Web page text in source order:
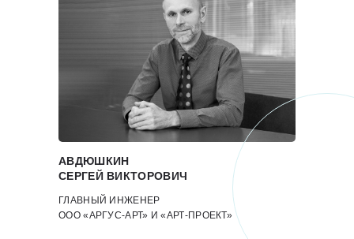
АВДЮШКИН
СЕРГЕЙ ВИКТОРОВИЧ
ГЛАВНЫЙ ИНЖЕНЕР
ООО «АРГУС-АРТ» И «АРТ-ПРОЕКТ»